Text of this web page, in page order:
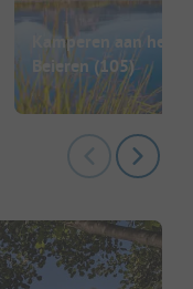
Kamperen aan het
Beieren(105)